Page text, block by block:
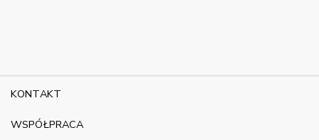
KONTAKT
WSPÓŁPRACA